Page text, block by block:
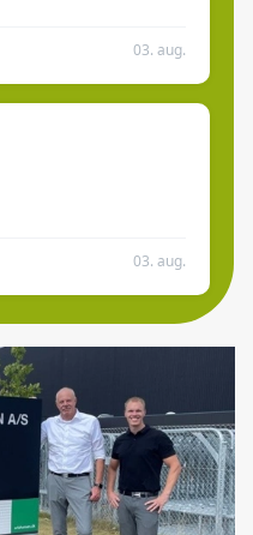
03. aug.
03. aug.